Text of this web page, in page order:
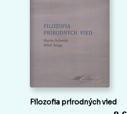
Filozofia prírodných vied